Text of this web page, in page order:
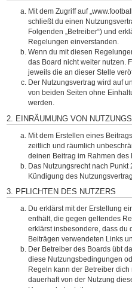
Mit dem Zugriff auf
schließt du einen
Folgenden „Betreiber“) und
Regelungen einverstanden.
Wenn du mit diesen
das Board nicht weiter nutzen.
jeweils die an dieser Stelle
Der Nutzungsvertrag wird auf
von beiden Seiten ohne
werden.
2. EINRÄUMUNG VON
Mit dem Erstellen eines
zeitlich und räumlich
deinen Beitrag im Rahmen des
Das Nutzungsrecht nach
Kündigung des
3. PFLICHTEN DES NUTZERS
Du erklärst mit der Erstellung
enthält, die gegen geltendes
erklärst insbesondere, dass du
Beiträgen verwendeten Links
Der Betreiber des Boards übt
diese Nutzungsbedingungen
Regeln kann der Betreiber
dauerhaft von der Nutzung